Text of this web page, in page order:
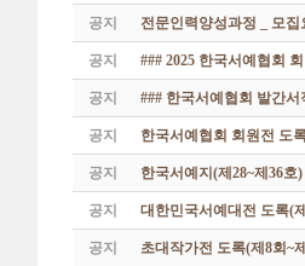
공지 전문인력양성과정 _ 모
공지 ### 2025 한국서예협회
공지 ### 한국서예협회 발간서
공지 한국서예협회 회원전 도
공지 한국서예지(제28~제36호)
공지 대한민국서예대전 도록(
공지 초대작가전 도록(제8회~